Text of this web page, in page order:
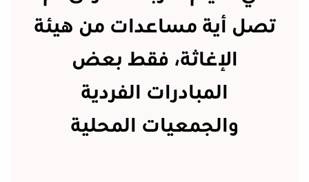
تصل أية مساعدات من هيئة
الإغاثة، فقط بعض
المبادرات الفردية
والجمعيات المحلية